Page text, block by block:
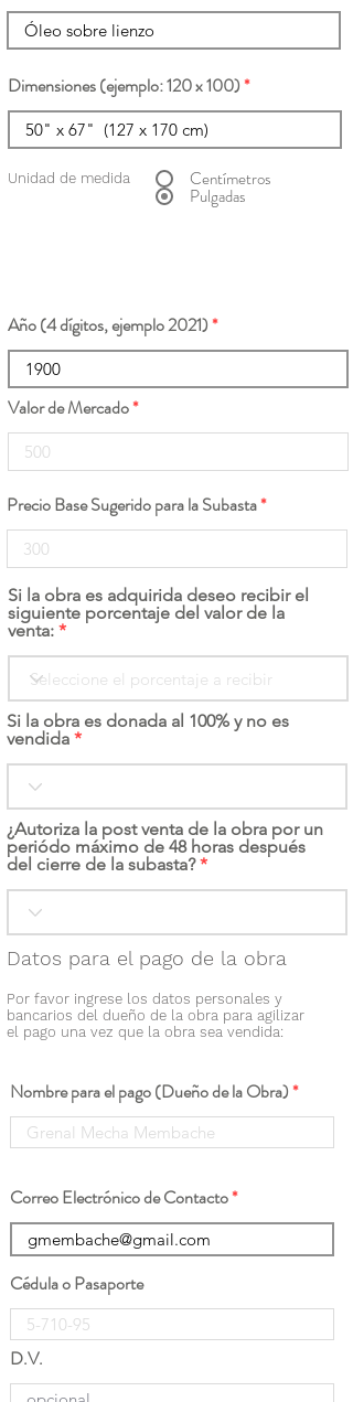
Dimensiones (ejemplo: 120 x 100)
Unidad de medida Centímetros
Pulgadas
Año (4 dígitos, ejemplo 2021)
Valor de Mercado
Precio Base Sugerido para la Subasta
Si la obra es adquirida deseo recibir el
siguiente porcentaje del valor de la
venta:
Si la obra es donada al 100% y no es
vendida
¿Autoriza la post venta de la obra por un
periódo máximo de 48 horas después
del cierre de la subasta?
Datos para el pago de la obra
Por favor ingrese los datos personales y
bancarios del dueño de la obra para agilizar
el pago una vez que la obra sea vendida:
Nombre para el pago (Dueño de la Obra)
Correo Electrónico de Contacto
Cédula o Pasaporte
D.V.